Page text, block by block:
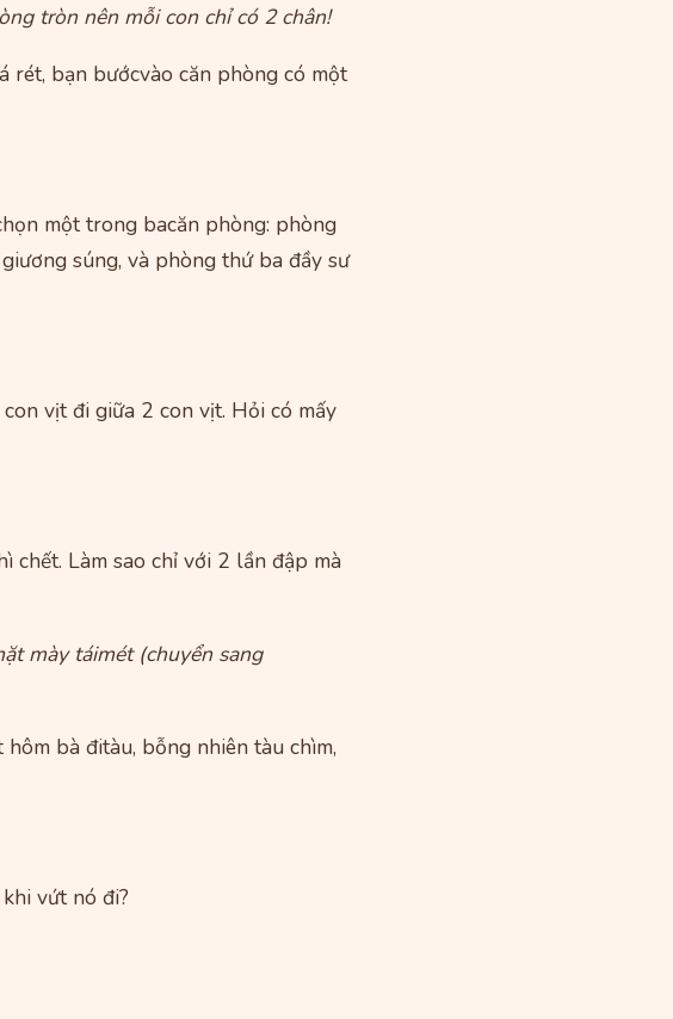
tròn nên mỗi con chỉ có 2 chân!
rét, bạn bướcvào căn phòng có một
một trong bacăn phòng: phòng
súng, và phòng thứ ba đầy sư
vịt đi giữa 2 con vịt. Hỏi có mấy
chết. Làm sao chỉ với 2 lần đập mà
mày táimét (chuyển sang
bà đitàu, bỗng nhiên tàu chìm,
vứt nó đi?